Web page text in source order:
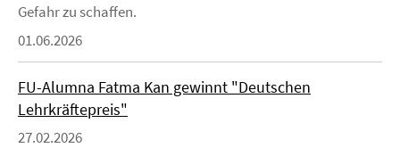
Gefahr zu schaffen.
01.06.2026
FU-Alumna Fatma Kan gewinnt "Deutschen
Lehrkräftepreis"
27.02.2026